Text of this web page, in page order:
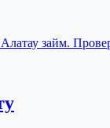
займ.